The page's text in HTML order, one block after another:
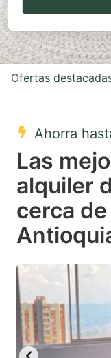
to
interact
with
the
select
a
date.
Press
the
mark
key
to
get
the
Ofertas
Ahorra
Las
alquiler
cerca